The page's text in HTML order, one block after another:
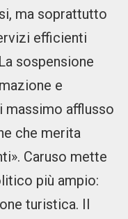
ma soprattutto
efficienti
sospensione
e
massimo afflusso
che merita
Caruso mette
più ampio:
turistica. Il